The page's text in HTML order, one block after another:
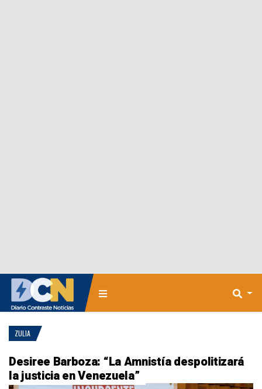
ZULIA
Desiree Barboza: “La Amnistía despolitizará
la justicia en Venezuela”